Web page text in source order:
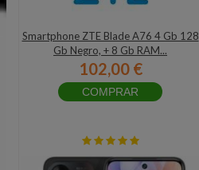
Smartphone ZTE Blade A76 4 Gb 128
Gb Negro, + 8 Gb RAM...
102,00 €
COMPRAR